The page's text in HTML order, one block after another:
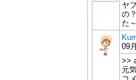
ヤ
の
た～
09
>>
元